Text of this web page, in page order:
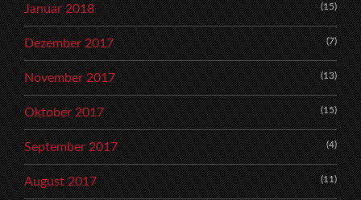
Januar 2018 (15)
Dezember 2017 (7)
November 2017 (13)
Oktober 2017 (15)
September 2017 (4)
August 2017 (11)